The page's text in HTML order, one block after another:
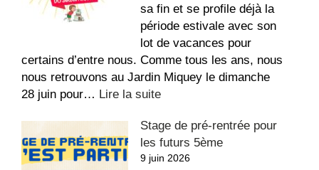
Fin
de
vie
sa fin et se profile déjà la
période estivale avec son
lot de vacances pour
certains d’entre nous. Comme tous les ans, nous
nous retrouvons au Jardin Miquey le dimanche
28 juin pour… Lire la suite:
paroissiale
au
Jardin
Stage de pré-rentrée pour
les futurs 5ème
9 juin 2026